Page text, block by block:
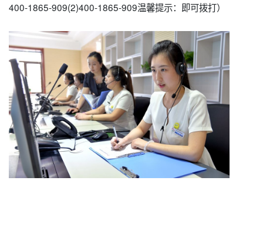
400-1865-909(2)400-1865-909温馨提示：即可拨打）